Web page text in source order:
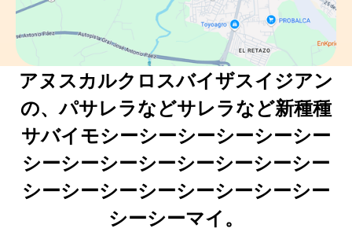
アヌスカルクロスバイザスイジアン
の、パサレラなどサレラなど新種種
サバイモシーシーシーシーシーシー
シーシーシーシーシーシーシーシー
シーシーシーシーシーシーシーシー
シーシーマイ。